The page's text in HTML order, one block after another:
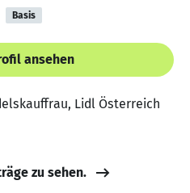
Basis
ansehen
Lidl Österreich
zu sehen.